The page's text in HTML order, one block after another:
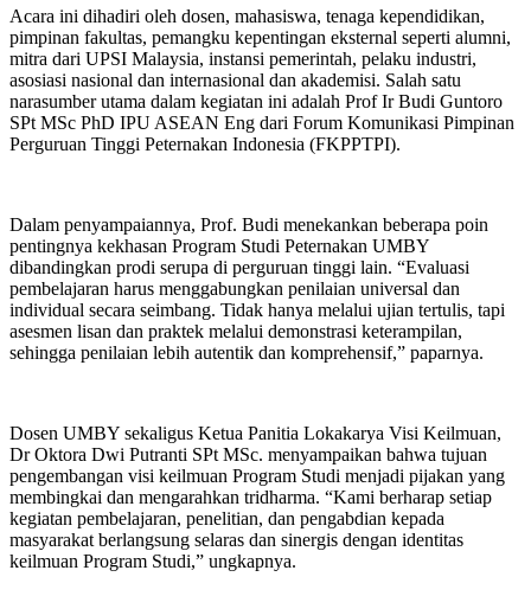
Acara ini dihadiri oleh dosen, mahasiswa, tenaga kependidikan,
pimpinan fakultas, pemangku kepentingan eksternal seperti alumni,
mitra dari UPSI Malaysia, instansi pemerintah, pelaku industri,
asosiasi nasional dan internasional dan akademisi. Salah satu
narasumber utama dalam kegiatan ini adalah Prof Ir Budi Guntoro
SPt MSc PhD IPU ASEAN Eng dari Forum Komunikasi Pimpinan
Perguruan Tinggi Peternakan Indonesia (FKPPTPI).
Dalam penyampaiannya, Prof. Budi menekankan beberapa poin
pentingnya kekhasan Program Studi Peternakan UMBY
dibandingkan prodi serupa di perguruan tinggi lain. “Evaluasi
pembelajaran harus menggabungkan penilaian universal dan
individual secara seimbang. Tidak hanya melalui ujian tertulis, tapi
asesmen lisan dan praktek melalui demonstrasi keterampilan,
sehingga penilaian lebih autentik dan komprehensif,” paparnya.
Dosen UMBY sekaligus Ketua Panitia Lokakarya Visi Keilmuan,
Dr Oktora Dwi Putranti SPt MSc. menyampaikan bahwa tujuan
pengembangan visi keilmuan Program Studi menjadi pijakan yang
membingkai dan mengarahkan tridharma. “Kami berharap setiap
kegiatan pembelajaran, penelitian, dan pengabdian kepada
masyarakat berlangsung selaras dan sinergis dengan identitas
keilmuan Program Studi,” ungkapnya.